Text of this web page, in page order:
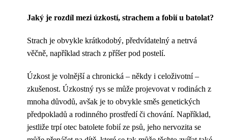
Jaký je rozdíl mezi úzkostí, strachem a fobií u batolat?
Strach je obvykle krátkodobý, předvídatelný a netrvá
věčně, například strach z příšer pod postelí.
Úzkost je volnější a chronická – někdy i celoživotní –
zkušenost. Úzkostný rys se může projevovat v rodinách z
mnoha důvodů, avšak je to obvykle směs genetických
předpokladů a rodinného prostředí či chování. Například,
jestliže trpí otec batolete fobií ze psů, jeho nervozita se